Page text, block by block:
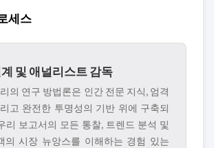
세스
및 애널리스트 감독
의 연구 방법론은 인간 전문 지식, 엄격
고 완전한 투명성의 기반 위에 구축되
리 보고서의 모든 통찰, 트렌드 분석 및
의 시장 뉴앙스를 이해하는 경험 있는